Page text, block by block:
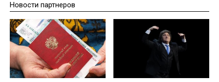
Новости партнеров